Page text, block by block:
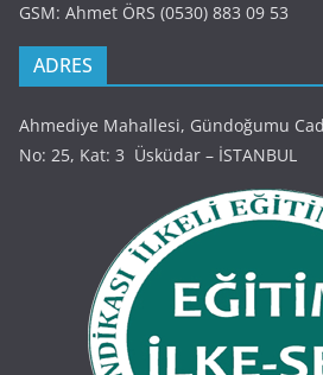
GSM: Ahmet ÖRS (0530) 883 09 53
ADRES
Ahmediye Mahallesi, Gündoğumu
No: 25, Kat: 3 Üsküdar – İSTANBUL